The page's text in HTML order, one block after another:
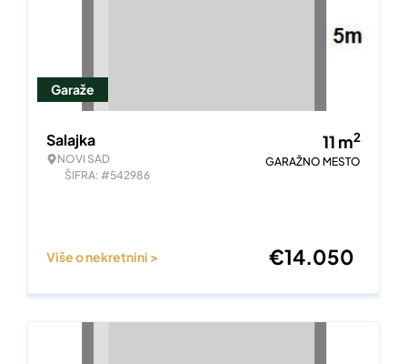
Garaže
Salajka
NOVI SAD
ŠIFRA: #542986
11 m2
GARAŽNO MESTO
Više o nekretnini > €14.050